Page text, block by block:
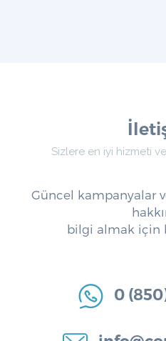
Sizlere en iyi hizmeti
Güncel kampanyalar
bilgi almak için
0